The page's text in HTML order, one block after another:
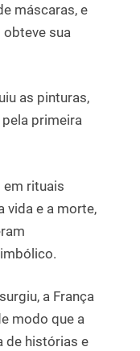
máscaras, e
sua
as pinturas,
primeira
em rituais
vida e a morte,
a França
modo que a
de histórias e